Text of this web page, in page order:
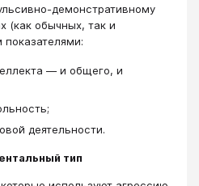
демонстративному
(как обычных, так и
— и общего, и
деятельности.
тип